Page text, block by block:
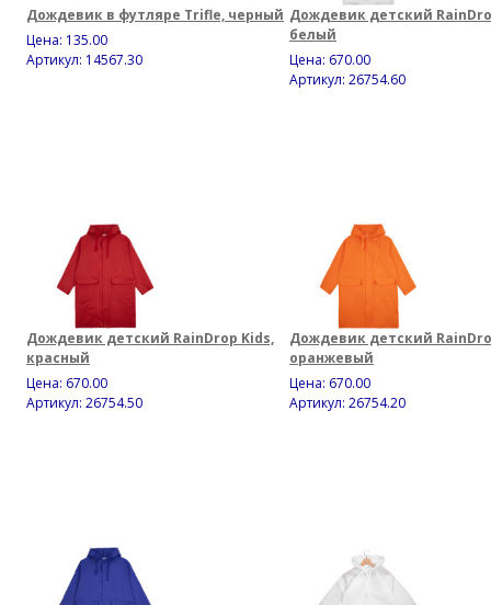
Дождевик в футляре Trifle, черный
Цена: 135.00
Артикул: 14567.30
Дождевик детский
белый
Цена: 670.00
Артикул: 26754.60
Дождевик детский RainDrop Kids,
красный
Цена: 670.00
Артикул: 26754.50
Дождевик детский
оранжевый
Цена: 670.00
Артикул: 26754.20